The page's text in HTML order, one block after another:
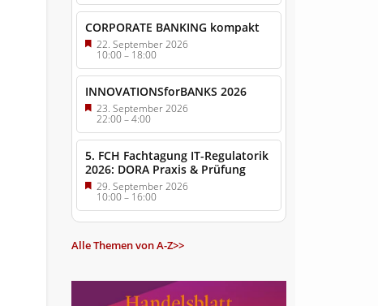
CORPORATE BANKING kompakt
22. September 2026
10:00– 18:00
INNOVATIONSforBANKS 2026
23. September 2026
22:00–4:00
5. FCH Fachtagung IT-Regulatorik
2026: DORA Praxis & Prüfung
29. September 2026
10:00– 16:00
Alle Themen von A-Z>>